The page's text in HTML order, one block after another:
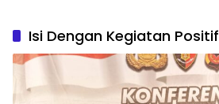
Isi Dengan Kegiatan Positif